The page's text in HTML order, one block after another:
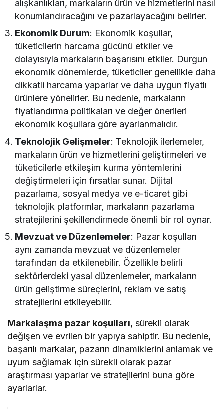
alışkanlıkları, markaların ürün ve hizmetlerini nasıl
konumlandıracağını ve pazarlayacağını belirler.
Ekonomik Durum: Ekonomik koşullar,
tüketicilerin harcama gücünü etkiler ve
dolayısıyla markaların başarısını etkiler. Durgun
ekonomik dönemlerde, tüketiciler genellikle daha
dikkatli harcama yaparlar ve daha uygun fiyatlı
ürünlere yönelirler. Bu nedenle, markaların
fiyatlandırma politikaları ve değer önerileri
ekonomik koşullara göre ayarlanmalıdır.
Teknolojik Gelişmeler: Teknolojik ilerlemeler,
markaların ürün ve hizmetlerini geliştirmeleri ve
tüketicilerle etkileşim kurma yöntemlerini
değiştirmeleri için fırsatlar sunar. Dijital
pazarlama, sosyal medya ve e-ticaret gibi
teknolojik platformlar, markaların pazarlama
stratejilerini şekillendirmede önemli bir rol oynar.
Mevzuat ve Düzenlemeler: Pazar koşulları
aynı zamanda mevzuat ve düzenlemeler
tarafından da etkilenebilir. Özellikle belirli
sektörlerdeki yasal düzenlemeler, markaların
ürün geliştirme süreçlerini, reklam ve satış
stratejilerini etkileyebilir.
Markalaşma pazar koşulları, sürekli olarak
değişen ve evrilen bir yapıya sahiptir. Bu nedenle,
başarılı markalar, pazarın dinamiklerini anlamak ve
uyum sağlamak için sürekli olarak pazar
araştırması yaparlar ve stratejilerini buna göre
ayarlarlar.